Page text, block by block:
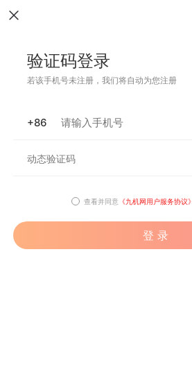
验证码登录
若该手机号未注册，我们将自动为您注册
+86
查看并同意 《九机网用户服务协议》
登 录